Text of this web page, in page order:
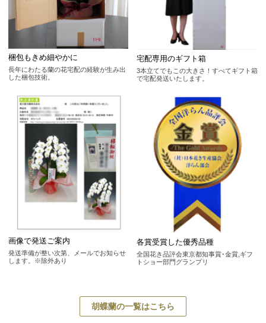
梱包もきめ細やかに
長年にわたる蘭の花宅配の経験が生み出
した梱包技術。
宅配専用のギフト箱
3本立てでもこの大きさ！すべてギフト箱
で宅配発送いたします。
画像で発送ご案内
発送準備が整い次第、メールでお知らせ
します。※除外あり
各賞受賞した優秀品種
全国花き品評会東京都知事賞･金賞,ギフ
トショー部門グランプリ
胡蝶蘭の一覧はこちら